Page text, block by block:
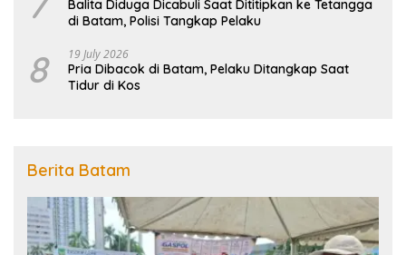
Balita Diduga Dicabuli Saat Dititipkan ke Tetangga
di Batam, Polisi Tangkap Pelaku
8 19 July 2026
Pria Dibacok di Batam, Pelaku Ditangkap Saat
Tidur di Kos
Berita Batam